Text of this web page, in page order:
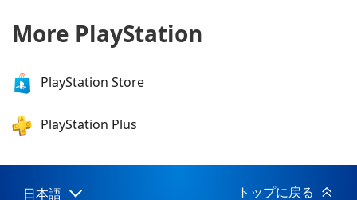
More PlayStation
PlayStation Store
PlayStation Plus
日本語 トップに戻る